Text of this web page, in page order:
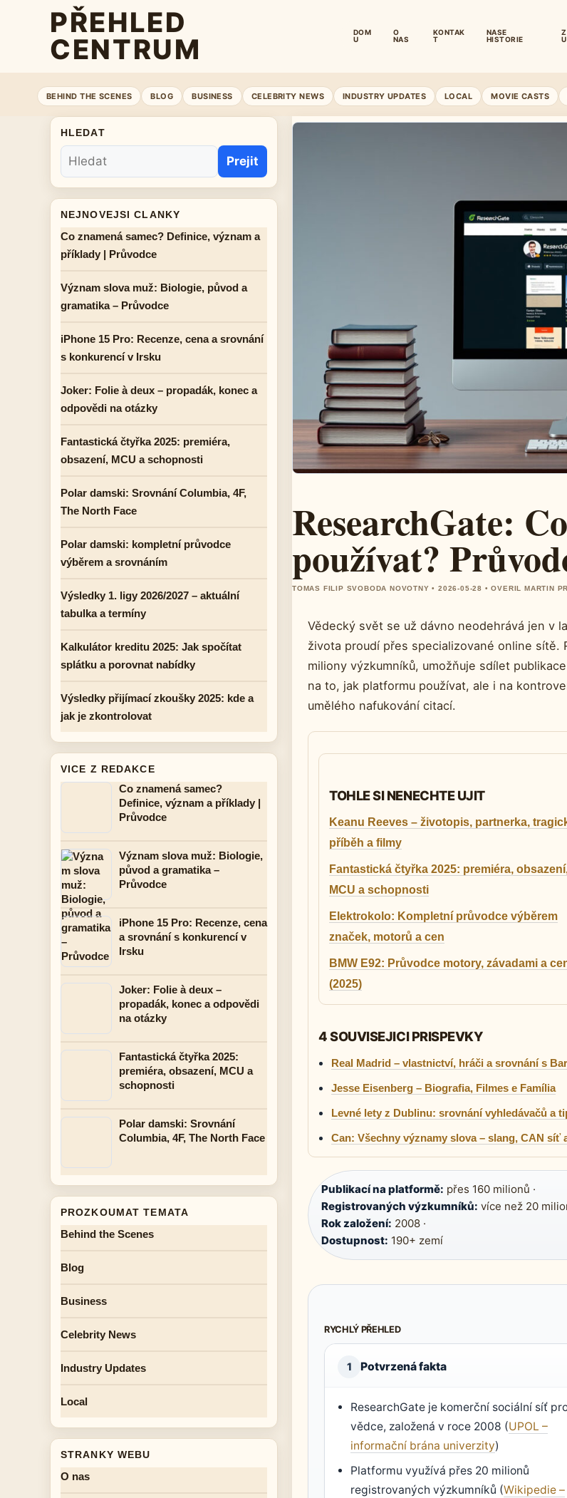
PŘEHLED
CENTRUM
DOM
U
O
NAS
KONTAK
T
NASE
HISTORIE
BEHIND THE SCENES BLOG BUSINESS CELEBRITY NEWS INDUSTRY UPDATES LOCAL MOVIE CASTS
ResearchGate:
používat?
TOMAS FILIP SVOBODA NOVOTNY • 2026-05-28 • OVERIL MARTIN
Vědecký svět se už dávno neodehrává jen v
života proudí přes specializované online sítě.
miliony výzkumníků, umožňuje sdílet
na to, jak platformu používat, ale i na
umělého nafukování citací.
TOHLE SI NENECHTE UJIT
Keanu Reeves – životopis, partnerka,
příběh a filmy
Fantastická čtyřka 2025: premiéra,
MCU a schopnosti
Elektrokolo: Kompletní průvodce výběrem
značek, motorů a cen
BMW E92: Průvodce motory, závadami a
(2025)
4 SOUVISEJICI PRISPEVKY
Real Madrid – vlastnictví, hráči a srovnání s
Jesse Eisenberg – Biografia, Filmes e Família
Levné lety z Dublinu: srovnání vyhledávačů a
Can: Všechny významy slova – slang, CAN síť
Publikací na platformě: přes 160 milionů ·
Registrovaných výzkumníků: více než 20
Rok založení: 2008 ·
Dostupnost: 190+ zemí
RYCHLÝ PŘEHLED
1 Potvrzená fakta
ResearchGate je komerční sociální síť
vědce, založená v roce 2008 (UPOL –
informační brána univerzity)
Platformu využívá přes 20 milionů
registrovaných výzkumníků (Wikipedie –
HLEDAT
Prejit
NEJNOVEJSI CLANKY
Co znamená samec? Definice, význam a
příklady | Průvodce
Význam slova muž: Biologie, původ a
gramatika – Průvodce
iPhone 15 Pro: Recenze, cena a srovnání
s konkurencí v Irsku
Joker: Folie à deux – propadák, konec a
odpovědi na otázky
Fantastická čtyřka 2025: premiéra,
obsazení, MCU a schopnosti
Polar damski: Srovnání Columbia, 4F,
The North Face
Polar damski: kompletní průvodce
výběrem a srovnáním
Výsledky 1. ligy 2026/2027 – aktuální
tabulka a termíny
Kalkulátor kreditu 2025: Jak spočítat
splátku a porovnat nabídky
Výsledky přijímací zkoušky 2025: kde a
jak je zkontrolovat
VICE Z REDAKCE
Co znamená samec?
Definice, význam a příklady |
Průvodce
Význam slova muž: Biologie,
původ a gramatika –
Průvodce
iPhone 15 Pro: Recenze, cena
a srovnání s konkurencí v
Irsku
Joker: Folie à deux –
propadák, konec a odpovědi
na otázky
Fantastická čtyřka 2025:
premiéra, obsazení, MCU a
schopnosti
Polar damski: Srovnání
Columbia, 4F, The North Face
PROZKOUMAT TEMATA
Behind the Scenes
Blog
Business
Celebrity News
Industry Updates
Local
STRANKY WEBU
O nas